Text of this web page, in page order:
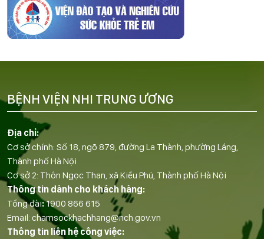
Địa chỉ:
Cơ sở chính: Số 18, ngõ 879, đường La Thành, phường Láng,
Thành phố Hà Nội
Cơ sở 2: Thôn Ngọc Than, xã Kiều Phú, Thành phố Hà Nội
Thông tin dành cho khách hàng:
Tổng đài:1900 866 615
Email: chamsockhachhang@nch.gov.vn
Thông tin liên hệ công việc:
BỆNH VIỆN NHI TRUNG ƯƠNG